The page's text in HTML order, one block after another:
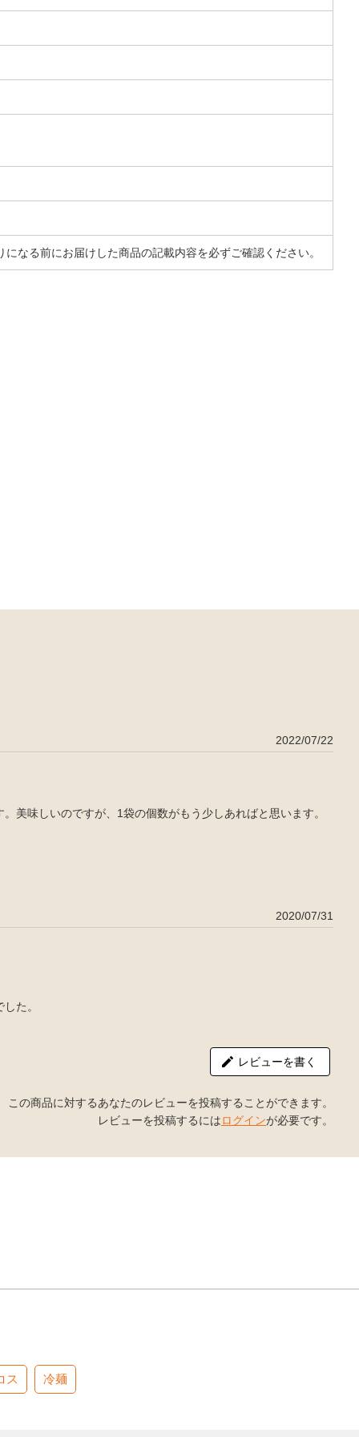
なる前にお届けした商品の記載内容を必ずご確認ください。
2022/07/22
美味しいのですが、1袋の個数がもう少しあればと思います。
2020/07/31
た。
レビューを書く
この商品に対するあなたのレビューを投稿することができます。
レビューを投稿するにはログインが必要です。
ス 冷麺